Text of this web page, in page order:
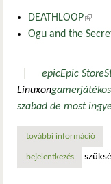
DEATHLOOP(külső
Ogu and the
epicEpic Store
Linuxongamerjátékos
szabad de most
további információ
bejelentkezés